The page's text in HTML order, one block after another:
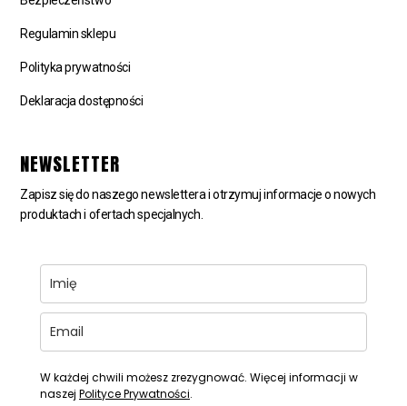
Regulamin sklepu
Polityka prywatności
Deklaracja dostępności
NEWSLETTER
Zapisz się do naszego newslettera i otrzymuj informacje o nowych
produktach i ofertach specjalnych.
W każdej chwili możesz zrezygnować. Więcej informacji w
naszej Polityce Prywatności.